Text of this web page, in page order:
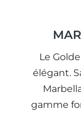
Le
élégant.
gamme